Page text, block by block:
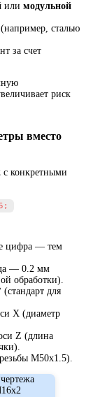
или модульной
сталью
за счет
риск
вместо
с конкретными
цифра — тем
— 0.2 мм
обработки).
для
X (диаметр
Z (длина
M50x1.5).